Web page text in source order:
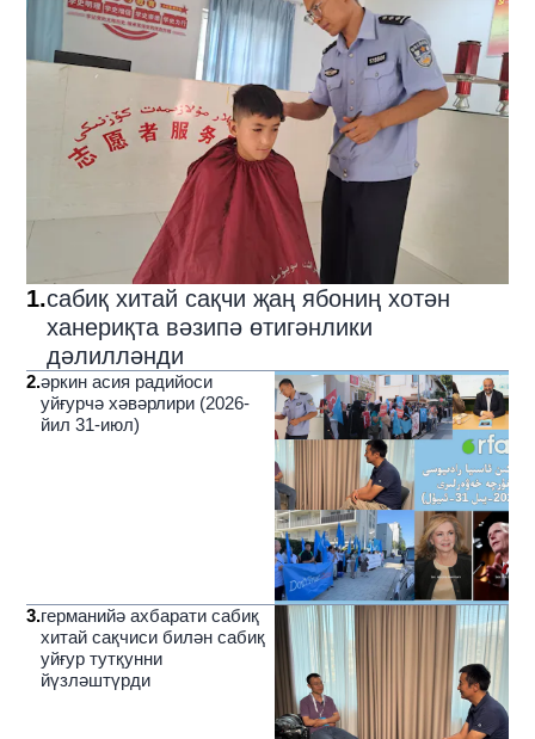
1.сабиқ хитай сақчи җаң ябониң хотән
ханериқта вәзипә өтигәнлики
дәлилләнди
2.әркин асия радийоси
уйғурчә хәвәрлири (2026-
йил 31-июл)
3.германийә ахбарати сабиқ
хитай сақчиси билән сабиқ
уйғур тутқунни
йүзләштүрди